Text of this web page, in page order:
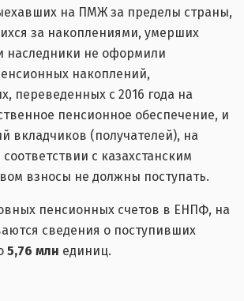
на ПМЖ за пределы страны,
за накоплениями, умерших
наследники не оформили
накоплений,
переведенных с 2016 года на
пенсионное обеспечение, и
вкладчиков (получателей), на
с казахстанским
взносы не должны поступать.
пенсионных счетов в ЕНПФ, на
сведения о поступивших
5,76 млн единиц.